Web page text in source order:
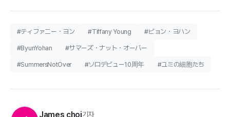
#ティファニー・ヨン #Tiffany Young #ビョン・ヨハン
#ByunYohan #サマーズ・ナット・オーバー
#SummersNotOver #ソロデビュー10周年 #ユミの細胞たち
James choi기자